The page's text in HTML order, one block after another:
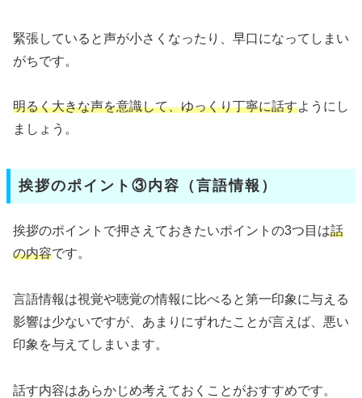
緊張していると声が小さくなったり、早口になってしまい
がちです。
明るく大きな声を意識して、ゆっくり丁寧に話すようにし
ましょう。
挨拶のポイント③内容（言語情報）
挨拶のポイントで押さえておきたいポイントの3つ目は話
の内容です。
言語情報は視覚や聴覚の情報に比べると第一印象に与える
影響は少ないですが、あまりにずれたことが言えば、悪い
印象を与えてしまいます。
話す内容はあらかじめ考えておくことがおすすめです。